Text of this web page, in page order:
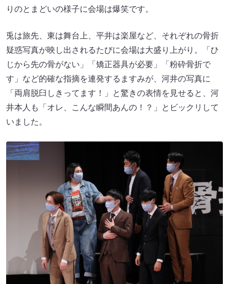
りのとまどいの様子に会場は爆笑です。
兎は旅先、東は舞台上、平井は楽屋など、それぞれの骨折
疑惑写真が映し出されるたびに会場は大盛り上がり。「ひ
じから先の骨がない」「矯正器具が必要」「粉砕骨折で
す」など的確な指摘を連発するますみが、河井の写真に
「両肩脱臼しきってます！」と驚きの表情を見せると、河
井本人も「オレ、こんな瞬間あんの！？」とビックリして
いました。